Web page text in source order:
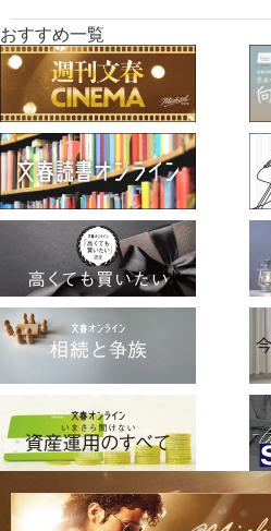
おすすめ一覧